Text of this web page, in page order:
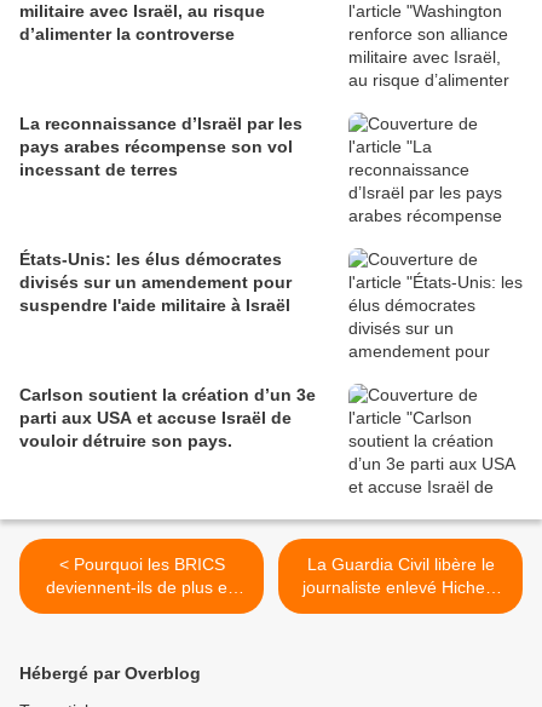
militaire avec Israël, au risque
d’alimenter la controverse
La reconnaissance d’Israël par les
pays arabes récompense son vol
incessant de terres
États-Unis: les élus démocrates
divisés sur un amendement pour
suspendre l'aide militaire à Israël
Carlson soutient la création d’un 3e
parti aux USA et accuse Israël de
vouloir détruire son pays.
< Pourquoi les BRICS
deviennent-ils de plus en
plus attrayants pour les
La Guardia Civil libère le
journaliste enlevé Hichem
Aboud >
Hébergé par Overblog